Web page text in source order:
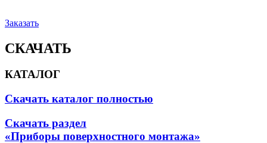
Заказать
СКАЧАТЬ
КАТАЛОГ
Скачать каталог полностью
Скачать раздел
«Приборы поверхностного монтажа»